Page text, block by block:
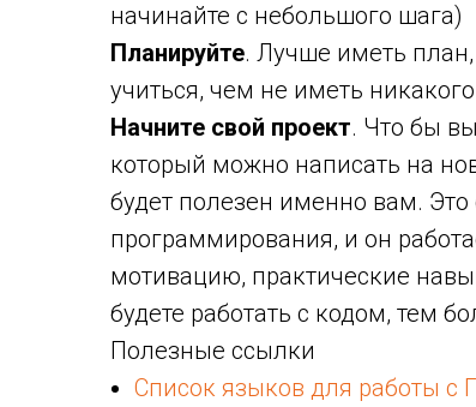
начинайте с небольшого шага)
Планируйте. Лучше иметь
учиться, чем не иметь
Начните свой проект. Что бы
который можно написать на
будет полезен именно вам.
программирования, и он
мотивацию, практические
будете работать с кодом, тем
Полезные ссылки
Список языков для работы с